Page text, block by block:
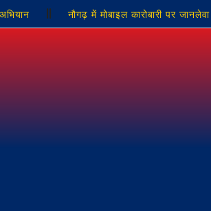
नौगढ़ में मोबाइल कारोबारी पर